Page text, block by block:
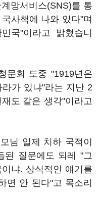
망서비스(SNS)를 통
사책에 나와 있다"며
국"이라고 밝혔습니
문회 도중 "1919년은
가 있냐"라는 지난 2
도 같은 생각"이라고
님 일제 치하 국적이
된 질문에도 되레 "그
냐. 상식적인 얘기를
면 안 된다"고 목소리